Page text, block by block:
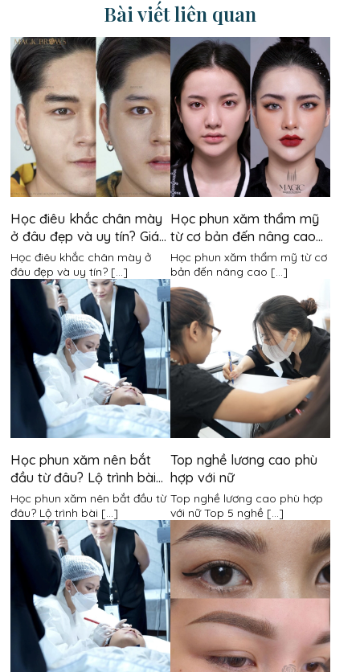
Bài viết liên quan
Học điêu khắc chân mày
ở đâu đẹp và uy tín? Giá
khóa học là bao nhiêu?
Học điêu khắc chân mày ở
đâu đẹp và uy tín? [...]
Học phun xăm thẩm mỹ
từ cơ bản đến nâng cao
mất bao lâu?
Học phun xăm thẩm mỹ từ cơ
bản đến nâng cao [...]
Học phun xăm nên bắt
đầu từ đâu? Lộ trình bài
bản cho người mới bắt
đầu
Học phun xăm nên bắt đầu từ
đâu? Lộ trình bài [...]
Top nghề lương cao phù
hợp với nữ
Top nghề lương cao phù hợp
với nữ Top 5 nghề [...]